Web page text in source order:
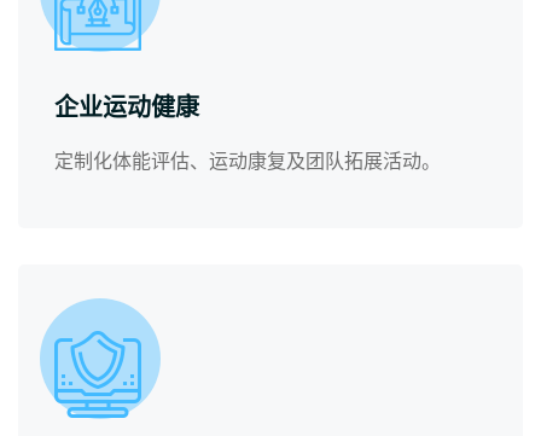
企业运动健康
定制化体能评估、运动康复及团队拓展活动。